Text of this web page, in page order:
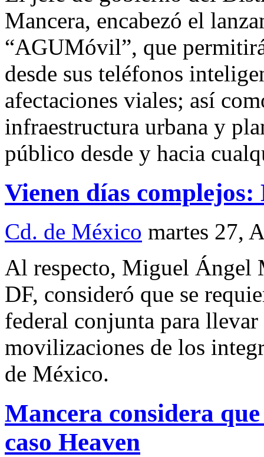
Mancera, encabezó el
“AGUMóvil”, que
desde sus teléfonos
afectaciones viales; así
infraestructura urbana y
público desde y hacia
Vienen días complejos:
Cd. de México martes 27,
Al respecto, Miguel Ángel
DF, consideró que se
federal conjunta para
movilizaciones de los
de México.
Mancera considera
caso Heaven